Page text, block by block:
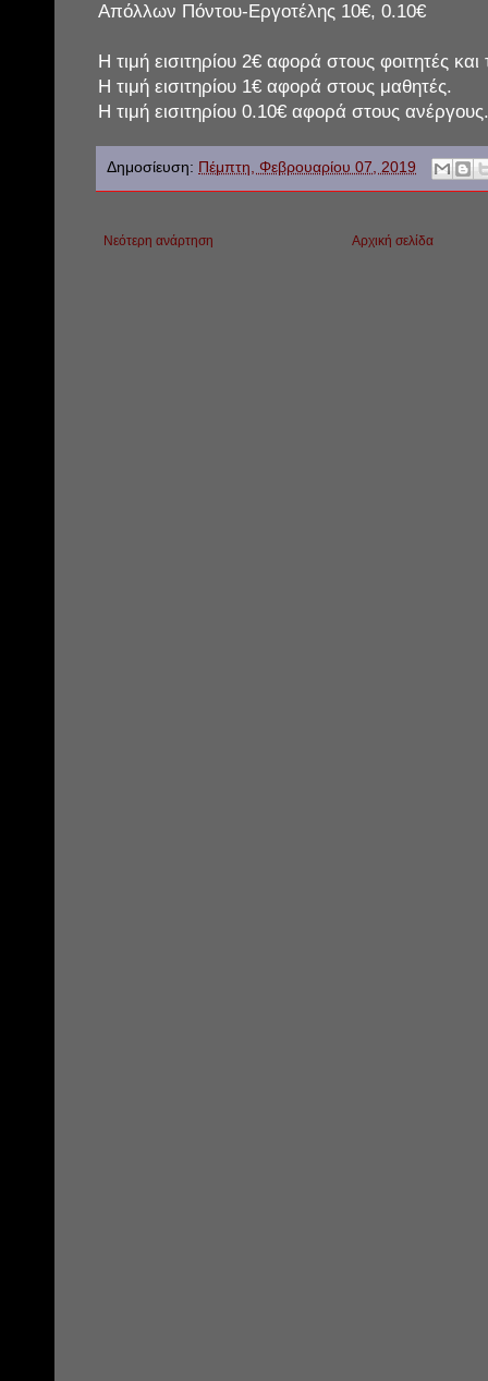
Απόλλων Πόντου-Εργοτέλης 10€, 0.10€
Η τιμή εισιτηρίου 2€ αφορά στους φοιτητές και
Η τιμή εισιτηρίου 1€ αφορά στους μαθητές.
Η τιμή εισιτηρίου 0.10€ αφορά στους ανέργους.
Δημοσίευση: Πέμπτη, Φεβρουαρίου 07, 2019
Νεότερη ανάρτηση Αρχική σελίδα